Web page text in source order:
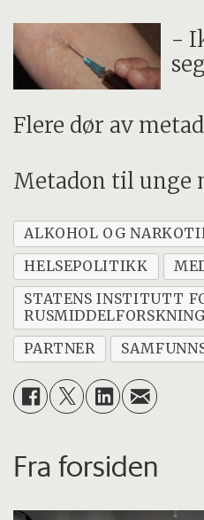
-
Flere dør av
Metadon til unge
ALKOHOL OG
HELSEPOLITIKK
STATENS INSTITUTT
PARTNER
Fra forsiden